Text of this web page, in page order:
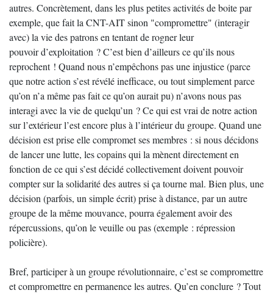
autres. Concrètement, dans les plus petites activités de boite par
exemple, que fait la CNT-AIT sinon "compromettre" (interagir
avec) la vie des patrons en tentant de rogner leur
pouvoir d’exploitation ? C’est bien d’ailleurs ce qu’ils nous
reprochent ! Quand nous n’empêchons pas une injustice (parce
que notre action s’est révélé inefficace, ou tout simplement parce
qu’on n’a même pas fait ce qu’on aurait pu) n’avons nous pas
interagi avec la vie de quelqu’un ? Ce qui est vrai de notre action
sur l’extérieur l’est encore plus à l’intérieur du groupe. Quand une
décision est prise elle compromet ses membres : si nous décidons
de lancer une lutte, les copains qui la mènent directement en
fonction de ce qui s’est décidé collectivement doivent pouvoir
compter sur la solidarité des autres si ça tourne mal. Bien plus, une
décision (parfois, un simple écrit) prise à distance, par un autre
groupe de la même mouvance, pourra également avoir des
répercussions, qu’on le veuille ou pas (exemple : répression
policière).
Bref, participer à un groupe révolutionnaire, c’est se compromettre
et compromettre en permanence les autres. Qu’en conclure ? Tout